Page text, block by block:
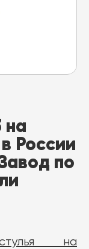
на
России
по
на